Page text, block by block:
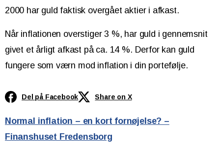
2000 har guld faktisk overgået aktier i afkast.
Når inflationen overstiger 3 %, har guld i gennemsnit
givet et årligt afkast på ca. 14 %. Derfor kan guld
fungere som værn mod inflation i din portefølje.
Del på Facebook Share on X
Normal inflation – en kort fornøjelse? –
Finanshuset Fredensborg